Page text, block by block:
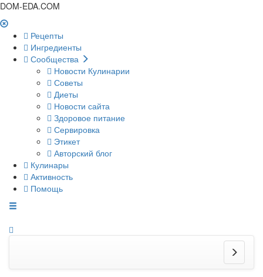
DOM-EDA.COM
Рецепты
Ингредиенты
Сообщества
Новости Кулинарии
Советы
Диеты
Новости сайта
Здоровое питание
Сервировка
Этикет
Авторский блог
Кулинары
Активность
Помощь